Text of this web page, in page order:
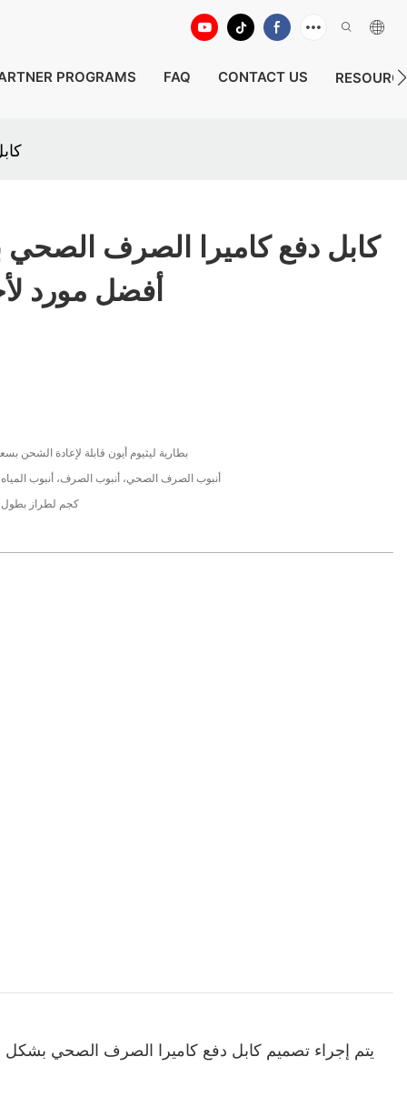
PROGRAMS FAQ CONTACT US
كابل دفع كاميرا الصرف الصحي
أفضل مورد
بطارية ليثيوم أيون قابلة لإعادة الشحن بسعة 8800 مللي
أنبوب الصرف الصحي، أنبوب الصرف، أنبوب
26.0 كجم لطراز بطول كابل